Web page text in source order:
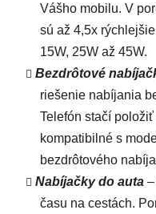
Vášho mobilu. V
sú až 4,5x
15W, 25W až 45W.
Bezdrôtové
riešenie nabíjania
Telefón stačí
kompatibilné s
bezdrôtového
Nabíjačky do auta
času na cestách.